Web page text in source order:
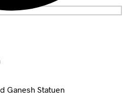
Ganesh Statuen